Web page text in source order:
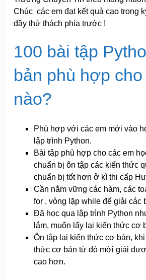
Chúc các em đạt kết quả cao trong
đầy thử thách phía trước !
100 bài tập
bản phù hợp
nào?
Phù hợp với các em mới vào
lập trình Python.
Bài tập phù hợp cho các em
chuẩn bị ôn tập các kiến thức
chuẩn bị tốt hơn ở kì thi cấp
Cần nắm vững các hàm, các
for , vòng lặp while để giải các
Đã học qua lập trình Python
lắm, muốn lấy lại kiến thức cơ
Ôn tập lại kiến thức cơ bản,
thức cơ bản từ đó mới giải
cao hơn.